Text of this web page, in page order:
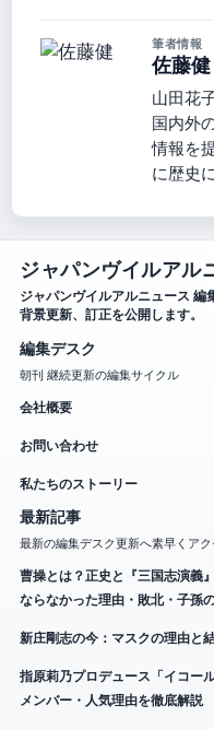
筆者情報
佐藤健
山田花
国内外
情報を
に歴史
ジャパンヴイルアル
ジャパンヴイルアルニュース 編
背景更新、訂正を公開します。
編集デスク
朝刊 継続更新の編集サイクル
会社概要
お問い合わせ
私たちのストーリー
最新記事
最新の編集デスク更新へ素早くアク
曹操とは？正史と『三国志演義
ならなかった理由・敗北・子孫
新庄剛志の今：マスクの理由と
指原莉乃プロデュース「イコー
メンバー・人気理由を徹底解説